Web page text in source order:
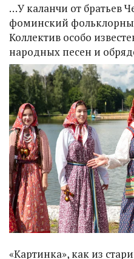
…У каланчи от братьев
фоминский
Коллектив особо
народных песен и
«Картинка», как из